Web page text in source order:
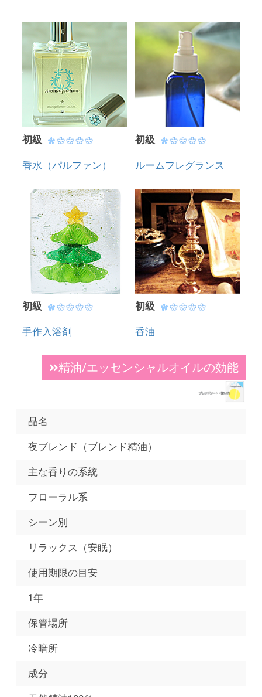
初級
香水（パルファン）
初級
ルームフレグランス
初級
手作入浴剤
初級
香油
精油/エッセンシャルオイルの効能
品名
夜ブレンド（ブレンド精油）
主な香りの系統
フローラル系
シーン別
リラックス（安眠）
使用期限の目安
1年
保管場所
冷暗所
成分